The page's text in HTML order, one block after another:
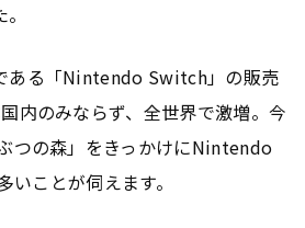
ある「Nintendo Switch」の販売
内のみならず、全世界で激増。今
つの森」をきっかけにNintendo
ことが伺えます。